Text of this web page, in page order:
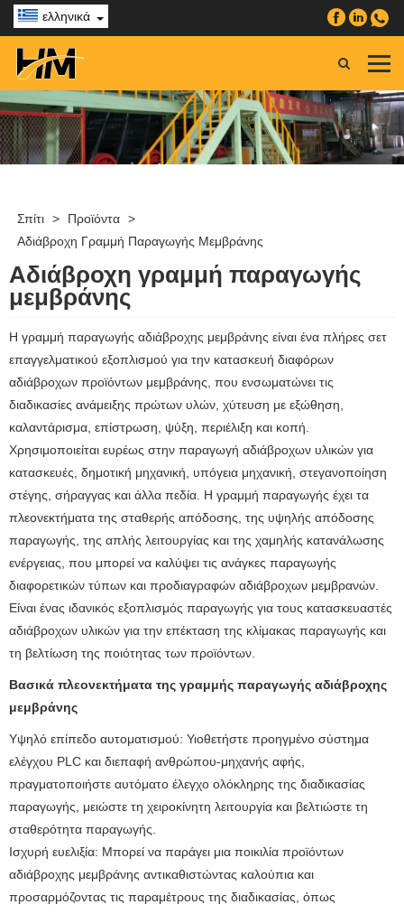
ελληνικά
Σπίτι > Προϊόντα >
Αδιάβροχη Γραμμή Παραγωγής Μεμβράνης
Αδιάβροχη γραμμή παραγωγής
μεμβράνης
Η γραμμή παραγωγής αδιάβροχης μεμβράνης είναι ένα πλήρες σετ
επαγγελματικού εξοπλισμού για την κατασκευή διαφόρων
αδιάβροχων προϊόντων μεμβράνης, που ενσωματώνει τις
διαδικασίες ανάμειξης πρώτων υλών, χύτευση με εξώθηση,
καλαντάρισμα, επίστρωση, ψύξη, περιέλιξη και κοπή.
Χρησιμοποιείται ευρέως στην παραγωγή αδιάβροχων υλικών για
κατασκευές, δημοτική μηχανική, υπόγεια μηχανική, στεγανοποίηση
στέγης, σήραγγας και άλλα πεδία. Η γραμμή παραγωγής έχει τα
πλεονεκτήματα της σταθερής απόδοσης, της υψηλής απόδοσης
παραγωγής, της απλής λειτουργίας και της χαμηλής κατανάλωσης
ενέργειας, που μπορεί να καλύψει τις ανάγκες παραγωγής
διαφορετικών τύπων και προδιαγραφών αδιάβροχων μεμβρανών.
Είναι ένας ιδανικός εξοπλισμός παραγωγής για τους κατασκευαστές
αδιάβροχων υλικών για την επέκταση της κλίμακας παραγωγής και
τη βελτίωση της ποιότητας των προϊόντων.
Βασικά πλεονεκτήματα της γραμμής παραγωγής αδιάβροχης
μεμβράνης
Υψηλό επίπεδο αυτοματισμού: Υιοθετήστε προηγμένο σύστημα
ελέγχου PLC και διεπαφή ανθρώπου-μηχανής αφής,
πραγματοποιήστε αυτόματο έλεγχο ολόκληρης της διαδικασίας
παραγωγής, μειώστε τη χειροκίνητη λειτουργία και βελτιώστε τη
σταθερότητα παραγωγής.
Ισχυρή ευελιξία: Μπορεί να παράγει μια ποικιλία προϊόντων
αδιάβροχης μεμβράνης αντικαθιστώντας καλούπια και
προσαρμόζοντας τις παραμέτρους της διαδικασίας, όπως